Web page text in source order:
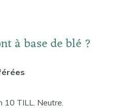
à base de blé ?
10 TILL. Neutre.